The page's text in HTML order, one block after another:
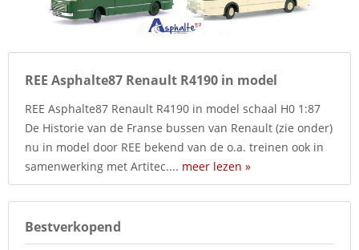
REE Asphalte87 Renault R4190 in model
REE Asphalte87 Renault R4190 in model schaal H0 1:87
De Historie van de Franse bussen van Renault (zie onder)
nu in model door REE bekend van de o.a. treinen ook in
samenwerking met Artitec.... meer lezen »
Bestverkopend